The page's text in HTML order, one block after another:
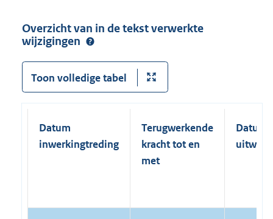
Overzicht van in de tekst verwerkte
wijzigingen
Toon volledige tabel
Datum
inwerkingtreding
Terugwerkende
kracht tot en
met
Datum